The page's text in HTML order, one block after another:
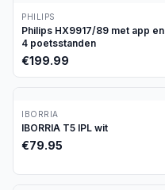
PHILIPS
Philips HX9917/89 met app en
4 poetsstanden
€199.99
IBORRIA
IBORRIA T5 IPL wit
€79.95